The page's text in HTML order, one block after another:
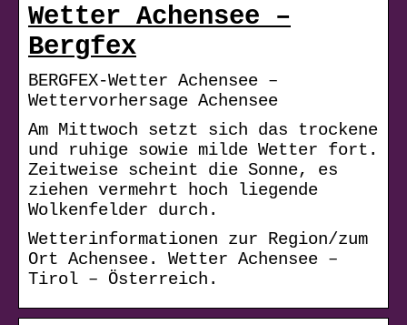
Wetter Achensee –
Bergfex
BERGFEX-Wetter Achensee –
Wettervorhersage Achensee
Am Mittwoch setzt sich das trockene
und ruhige sowie milde Wetter fort.
Zeitweise scheint die Sonne, es
ziehen vermehrt hoch liegende
Wolkenfelder durch.
Wetterinformationen zur Region/zum
Ort Achensee. Wetter Achensee –
Tirol – Österreich.